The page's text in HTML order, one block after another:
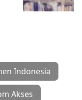
Indonesia
Akses